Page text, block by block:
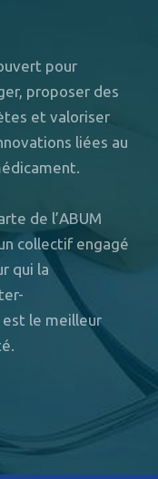
pour
proposer des
et valoriser
liées au
de l’ABUM
collectif engagé
qui la
le meilleur